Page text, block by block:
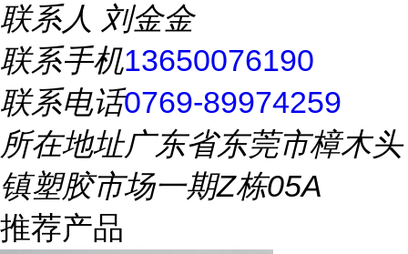
联系人 刘金金
联系手机13650076190
联系电话0769-89974259
所在地址广东省东莞市樟木头
镇塑胶市场一期Z栋05A
推荐产品